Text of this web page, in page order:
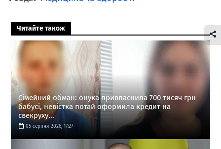
Читайте також
Сімейний обман: онука привласнила 700 тисяч грн
бабусі, невістка потай оформила кредит на
свекруху...
05 серпня 2026, 17:27